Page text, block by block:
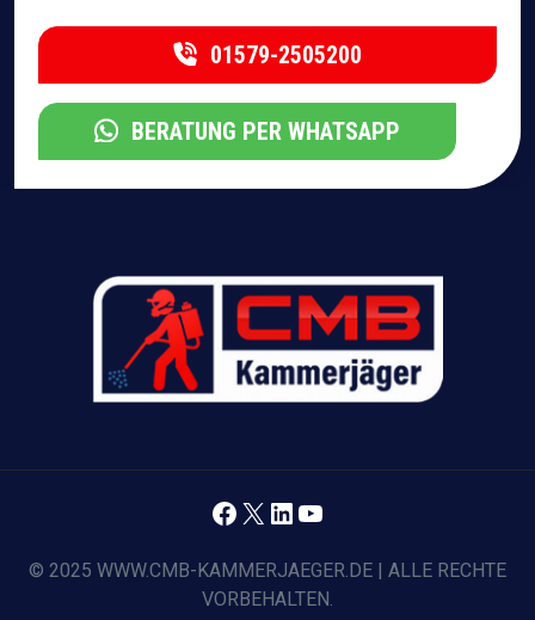
01579-2505200
BERATUNG PER WHATSAPP
© 2025 WWW.CMB-KAMMERJAEGER.DE | ALLE RECHTE
VORBEHALTEN.
Facebook
X LinkedIn
YouTube